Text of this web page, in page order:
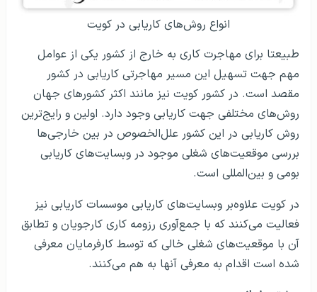
انواع روش‌‌های کاریابی در کویت
طبیعتا برای مهاجرت کاری به خارج از کشور یکی از عوامل
مهم جهت تسهیل این مسیر مهاجرتی کاریابی در کشور
مقصد است. در کشور کویت نیز مانند اکثر کشورهای جهان
روش‌های مختلفی جهت کاریابی وجود دارد. اولین و رایج‌ترین
روش کاریابی در این کشور علل‌الخصوص در بین خارجی‌ها
بررسی موقعیت‌های شغلی موجود در وبسایت‌های کاریابی
بومی و بین‌المللی است.
در کویت علاوه‌بر وبسایت‌های کاریابی موسسات کاریابی نیز
فعالیت می‌کنند که با جمع‌‌آوری رزومه کاری کارجویان و تطابق
آن با موقعیت‌های شغلی خالی که توسط کارفرمایان معرفی
شده است اقدام به معرفی آنها به هم می‌کنند.